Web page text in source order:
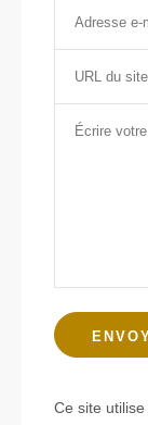
Ce site